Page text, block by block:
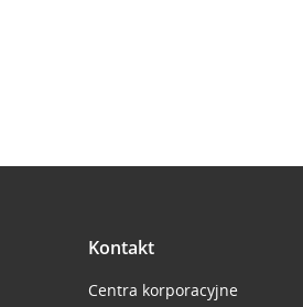
Kontakt
Centra korporacyjne